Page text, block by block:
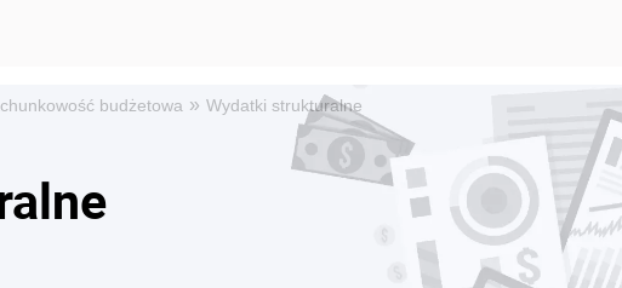
budżetowa » Wydatki strukturalne